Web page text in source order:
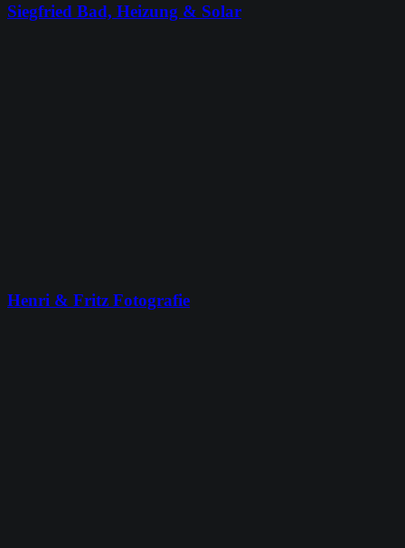
Siegfried Bad, Heizung & Solar
Henri & Fritz Fotografie